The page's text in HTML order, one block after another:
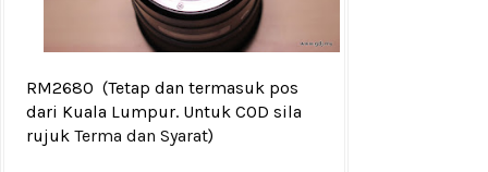
RM2680 (Tetap dan termasuk pos
dari Kuala Lumpur. Untuk COD sila
rujuk Terma dan Syarat)